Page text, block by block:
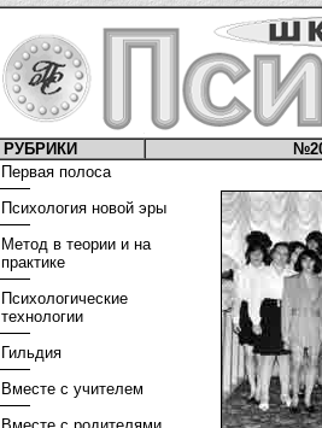
РУБРИКИ
Первая полоса
Психология новой эры
Метод в теории и на
практике
Психологические
технологии
Гильдия
Вместе с учителем